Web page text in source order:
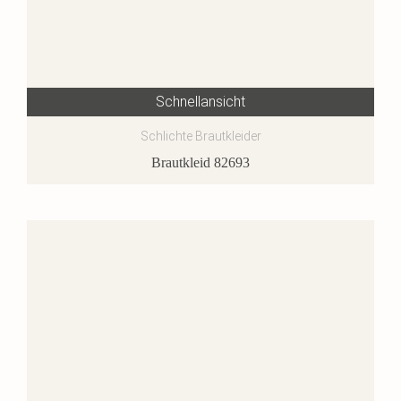
Schnellansicht
Schlichte Brautkleider
Brautkleid 82693